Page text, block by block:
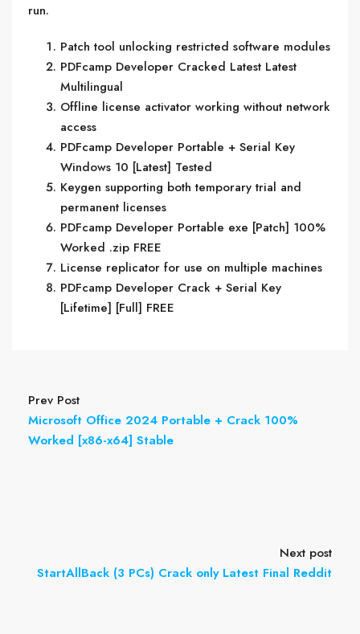
run.
Patch tool unlocking restricted software modules
PDFcamp Developer Cracked Latest Latest
Multilingual
Offline license activator working without network
access
PDFcamp Developer Portable + Serial Key
Windows 10 [Latest] Tested
Keygen supporting both temporary trial and
permanent licenses
PDFcamp Developer Portable exe [Patch] 100%
Worked .zip FREE
License replicator for use on multiple machines
PDFcamp Developer Crack + Serial Key
[Lifetime] [Full] FREE
Prev Post
Microsoft Office 2024 Portable + Crack 100%
Worked [x86-x64] Stable
Next post
StartAllBack (3 PCs) Crack only Latest Final Reddit